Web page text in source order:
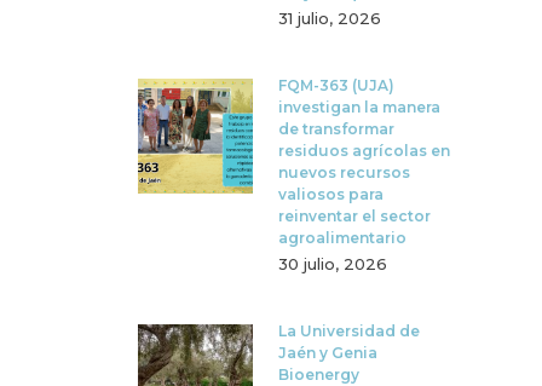
31 julio, 2026
FQM-363 (UJA)
investigan la manera
de transformar
residuos agrícolas en
nuevos recursos
valiosos para
reinventar el sector
agroalimentario
30 julio, 2026
La Universidad de
Jaén y Genia
Bioenergy